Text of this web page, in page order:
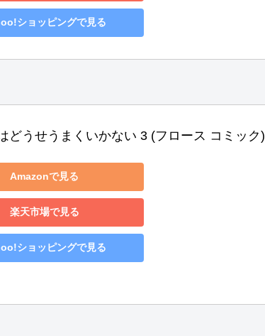
ショッピングで見る
どうせうまくいかない 3 (フロース コミック)
Amazonで見る
楽天市場で見る
ショッピングで見る